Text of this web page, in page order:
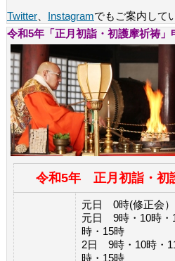
Twitter、 Instagramでもご案内して
令和5年「正月初詣・初護摩祈祷」
令和5年 正月初詣・初
元日 0時(修正会）
元日 9時・10時・
時・15時
2日 9時・10時・
時・15時